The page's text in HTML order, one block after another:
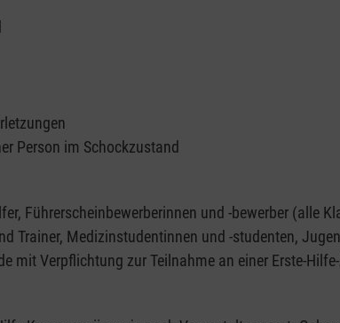
Person im Schockzustand
Führerscheinbewerberinnen und -bewerber (alle
Trainer, Medizinstudentinnen und -studenten,
mit Verpflichtung zur Teilnahme an einer Erste-